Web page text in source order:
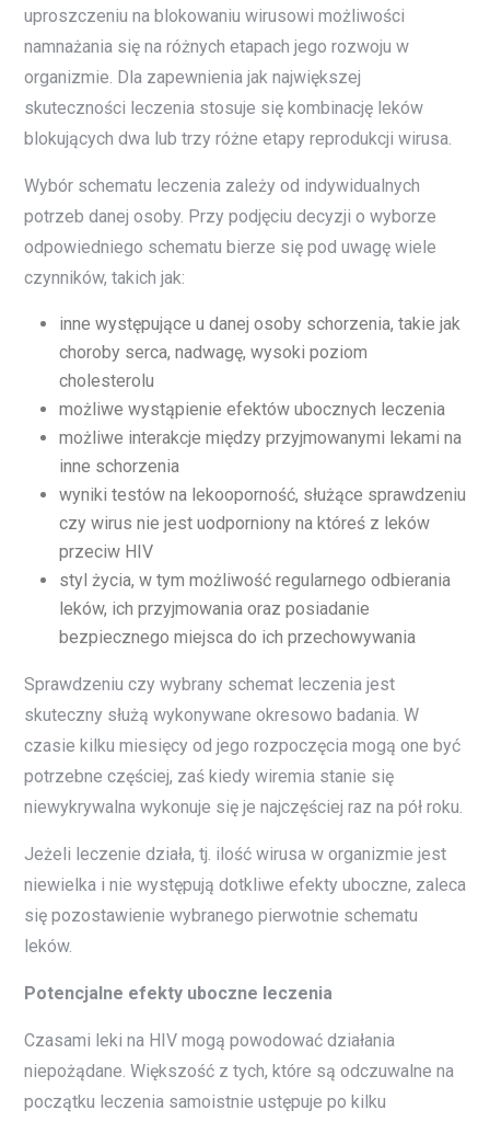
uproszczeniu na blokowaniu wirusowi możliwości
namnażania się na różnych etapach jego rozwoju w
organizmie. Dla zapewnienia jak największej
skuteczności leczenia stosuje się kombinację leków
blokujących dwa lub trzy różne etapy reprodukcji wirusa.
Wybór schematu leczenia zależy od indywidualnych
potrzeb danej osoby. Przy podjęciu decyzji o wyborze
odpowiedniego schematu bierze się pod uwagę wiele
czynników, takich jak:
inne występujące u danej osoby schorzenia, takie jak
choroby serca, nadwagę, wysoki poziom
cholesterolu
możliwe wystąpienie efektów ubocznych leczenia
możliwe interakcje między przyjmowanymi lekami na
inne schorzenia
wyniki testów na lekooporność, służące sprawdzeniu
czy wirus nie jest uodporniony na któreś z leków
przeciw HIV
styl życia, w tym możliwość regularnego odbierania
leków, ich przyjmowania oraz posiadanie
bezpiecznego miejsca do ich przechowywania
Sprawdzeniu czy wybrany schemat leczenia jest
skuteczny służą wykonywane okresowo badania. W
czasie kilku miesięcy od jego rozpoczęcia mogą one być
potrzebne częściej, zaś kiedy wiremia stanie się
niewykrywalna wykonuje się je najczęściej raz na pół roku.
Jeżeli leczenie działa, tj. ilość wirusa w organizmie jest
niewielka i nie występują dotkliwe efekty uboczne, zaleca
się pozostawienie wybranego pierwotnie schematu
leków.
Potencjalne efekty uboczne leczenia
Czasami leki na HIV mogą powodować działania
niepożądane. Większość z tych, które są odczuwalne na
początku leczenia samoistnie ustępuje po kilku